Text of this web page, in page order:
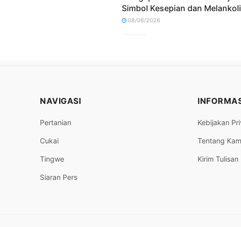
Simbol Kesepian dan
08/06/2026
NAVIGASI
Pertanian
Cukai
Tingwe
Siaran Pers
Kebijakan
Tentang
Kirim Tulisan